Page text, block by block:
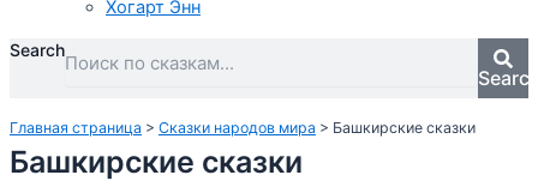
Хогарт Энн
Search
Главная страница > Сказки народов мира > Башкирские сказки
Башкирские сказки